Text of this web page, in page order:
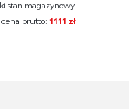
stan magazynowy
cena brutto:1111 zł